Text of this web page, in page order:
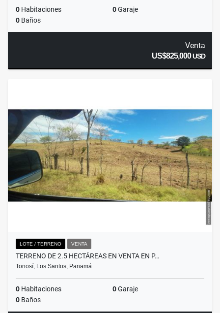
0 Habitaciones 0Garaje
0 Baños
Venta
US$825,000USD
LOTE / TERRENO VENTA
TERRENO DE 2.5 HECTÁREAS EN VENTA EN P…
Tonosí, Los Santos, Panamá
0 Habitaciones 0Garaje
0 Baños